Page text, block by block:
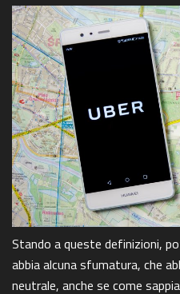
Stando a queste definizioni,
abbia alcuna sfumatura, che
neutrale, anche se come